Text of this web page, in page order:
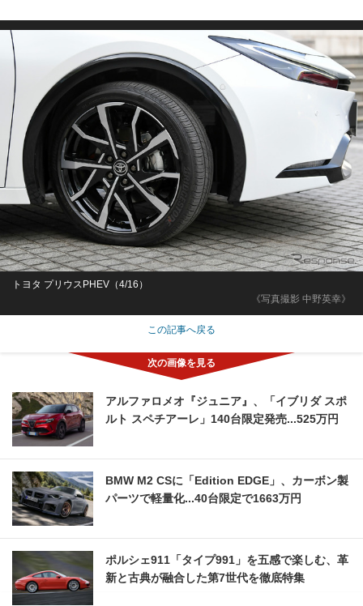
《写真撮影 中野英幸》
トヨタ プリウスPHEV（4/16）
この記事へ戻る
アルファロメオ『ジュニア』、「イブリダ スポ
ルト スペチアーレ」140台限定発売...525万円
BMW M2 CSに「Edition EDGE」、カーボン製
パーツで軽量化...40台限定で1663万円
ポルシェ911「タイプ991」を五感で楽しむ、革
新と古典が融合した第7世代を徹底特集